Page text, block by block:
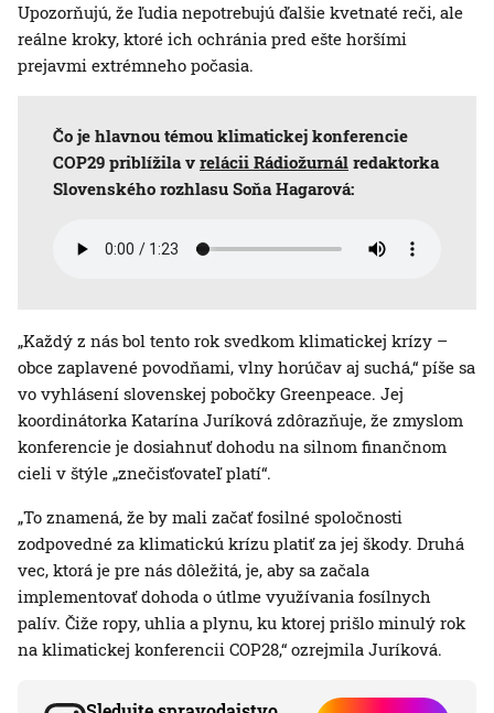
Upozorňujú, že ľudia nepotrebujú ďalšie kvetnaté reči, ale
reálne kroky, ktoré ich ochránia pred ešte horšími
prejavmi extrémneho počasia.
Čo je hlavnou témou klimatickej konferencie
COP29 priblížila v relácii Rádiožurnál redaktorka
Slovenského rozhlasu Soňa Hagarová:
„Každý z nás bol tento rok svedkom klimatickej krízy –
obce zaplavené povodňami, vlny horúčav aj suchá,“ píše sa
vo vyhlásení slovenskej pobočky Greenpeace. Jej
koordinátorka Katarína Juríková zdôrazňuje, že zmyslom
konferencie je dosiahnuť dohodu na silnom finančnom
cieli v štýle „znečisťovateľ platí“.
„To znamená, že by mali začať fosilné spoločnosti
zodpovedné za klimatickú krízu platiť za jej škody. Druhá
vec, ktorá je pre nás dôležitá, je, aby sa začala
implementovať dohoda o útlme využívania fosílnych
palív. Čiže ropy, uhlia a plynu, ku ktorej prišlo minulý rok
na klimatickej konferencii COP28,“ ozrejmila Juríková.